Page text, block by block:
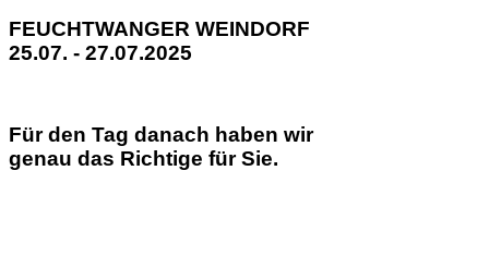
FEUCHTWANGER WEINDORF
25.07. - 27.07.2025
Für den Tag danach haben wir
genau das Richtige für Sie.